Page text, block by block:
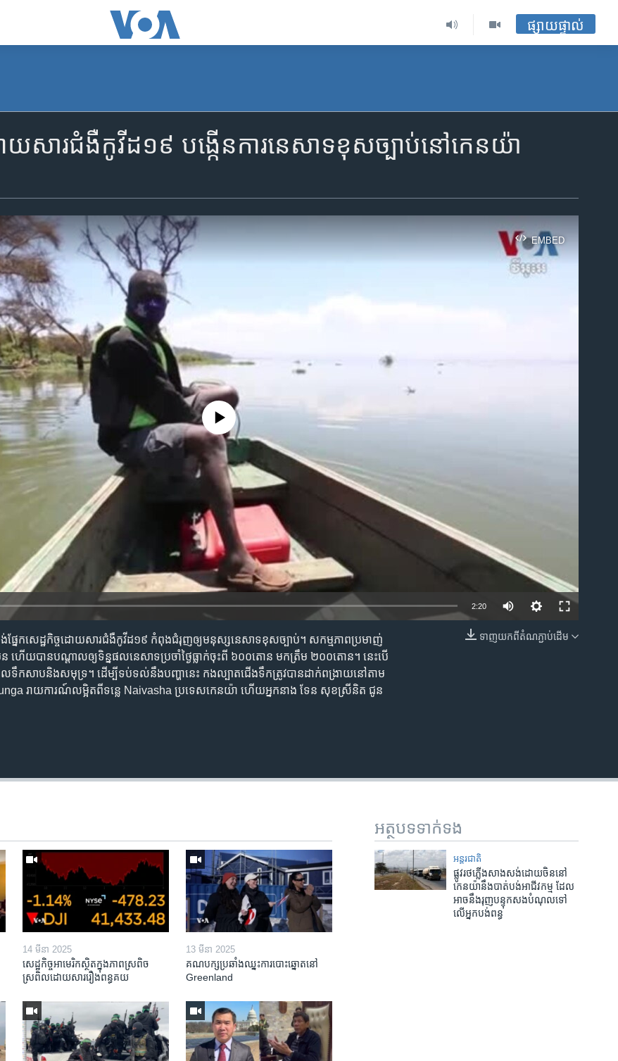
ផ្សាយផ្ទាល់
ោយសារ​ជំងឺ​កូវីដ១៩ បង្កើន​ការនេសាទ​ខុសច្បាប់​នៅ​កេនយ៉ា
EMBED
EMBED
No media source currently available
2:20
ទាញ​យក​ពី​តំណភ្ជាប់​ដើម
បង់​ផ្នែក​សេដ្ឋកិច្ច​ដោយសារ​ជំងឺកូវីដ១៩ កំពុង​ជំរុញ​ឲ្យ​មនុស្ស​នេសាទ​ខុសច្បាប់។ សកម្មភាព​ប្រមាញ់​
ន ហើយ​បាន​បណ្តាល​ឲ្យ​ទិន្នផល​នេសាទ​ប្រចាំ​ថ្ងៃ​ធ្លាក់​ចុះ​ពី ៦០០តោន មក​ត្រឹម ២០០តោន។ នេះ​បើ​
ផល​ទឹកសាបនិង​សមុទ្រ។ ដើម្បី​ទប់ទល់​នឹង​បញ្ហា​នេះ កងល្បាត​ជើង​ទឹក​ត្រូវបាន​ដាក់​ពង្រាយ​នៅ​តាម​
រាយការណ៍​លម្អិត​ពីទន្លេ Naivasha ប្រទេស​កេនយ៉ា ហើយ​អ្នកនាង ទែន សុខស្រីនិត ជូន​
អត្ថបទ​ទាក់ទង
អន្តរជាតិ
ផ្លូវ​រថភ្លើង​​សាងសង់​ដោយ​ចិន​នៅ​​
កេនយ៉ា​នឹង​បាត់បង់​អាជីវកម្ម​ ដែល​
អាច​នឹង​រុញ​បន្ទុក​សង​បំណុល​ទៅ​
លើ​អ្នក​បង់​ពន្ធ
14 មីនា 2025
សេដ្ឋកិច្ច​អាមេរិក​ស្ថិត​ក្នុង​ភាពស្រពិច
ស្រពិល​ដោយសារ​រឿង​ពន្ធគយ
13 មីនា 2025
គណបក្ស​ប្រឆាំង​ឈ្នះ​ការបោះឆ្នោត​នៅ
Greenland